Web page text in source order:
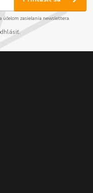
účelom zasielania newslettera.